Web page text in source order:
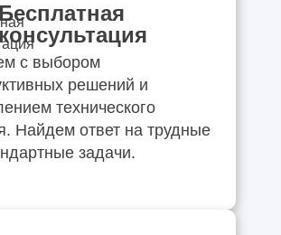
с выбором
решений и
технического
Найдем ответ на трудные
задачи.